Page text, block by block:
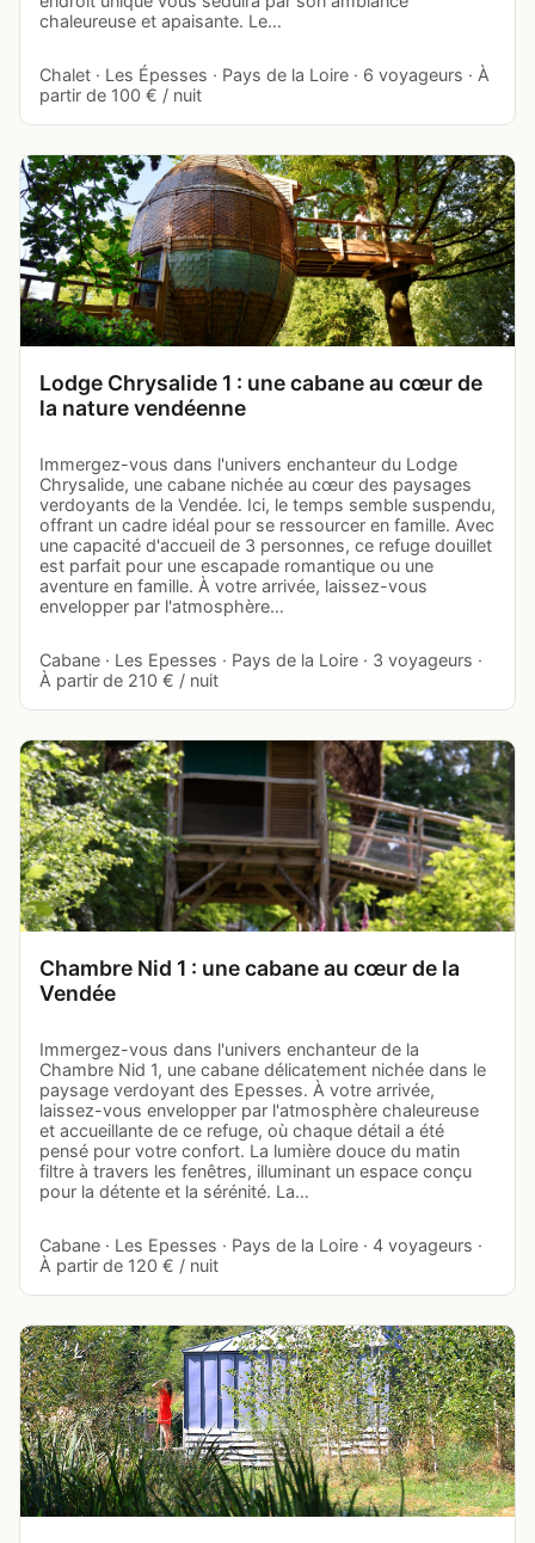
chaleureuse et apaisante. Le…
Chalet · Les Épesses · Pays de la Loire · 6 voyageurs · À
partir de 100 € / nuit
Lodge Chrysalide 1 : une cabane au cœur de
la nature vendéenne
Immergez-vous dans l'univers enchanteur du Lodge
Chrysalide, une cabane nichée au cœur des paysages
verdoyants de la Vendée. Ici, le temps semble suspendu,
offrant un cadre idéal pour se ressourcer en famille. Avec
une capacité d'accueil de 3 personnes, ce refuge douillet
est parfait pour une escapade romantique ou une
aventure en famille. À votre arrivée, laissez-vous
envelopper par l'atmosphère…
Cabane · Les Epesses · Pays de la Loire · 3 voyageurs ·
À partir de 210 € / nuit
Chambre Nid 1 : une cabane au cœur de la
Vendée
Immergez-vous dans l'univers enchanteur de la
Chambre Nid 1, une cabane délicatement nichée dans le
paysage verdoyant des Epesses. À votre arrivée,
laissez-vous envelopper par l'atmosphère chaleureuse
et accueillante de ce refuge, où chaque détail a été
pensé pour votre confort. La lumière douce du matin
filtre à travers les fenêtres, illuminant un espace conçu
pour la détente et la sérénité. La…
Cabane · Les Epesses · Pays de la Loire · 4 voyageurs ·
À partir de 120 € / nuit